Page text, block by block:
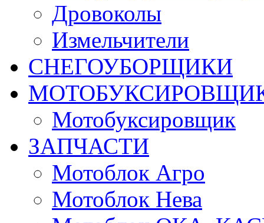
Дровоколы
Измельчители
СНЕГОУБОРЩИКИ
Мотобуксировщик
ЗАПЧАСТИ
Мотоблок Агро
Мотоблок Нева